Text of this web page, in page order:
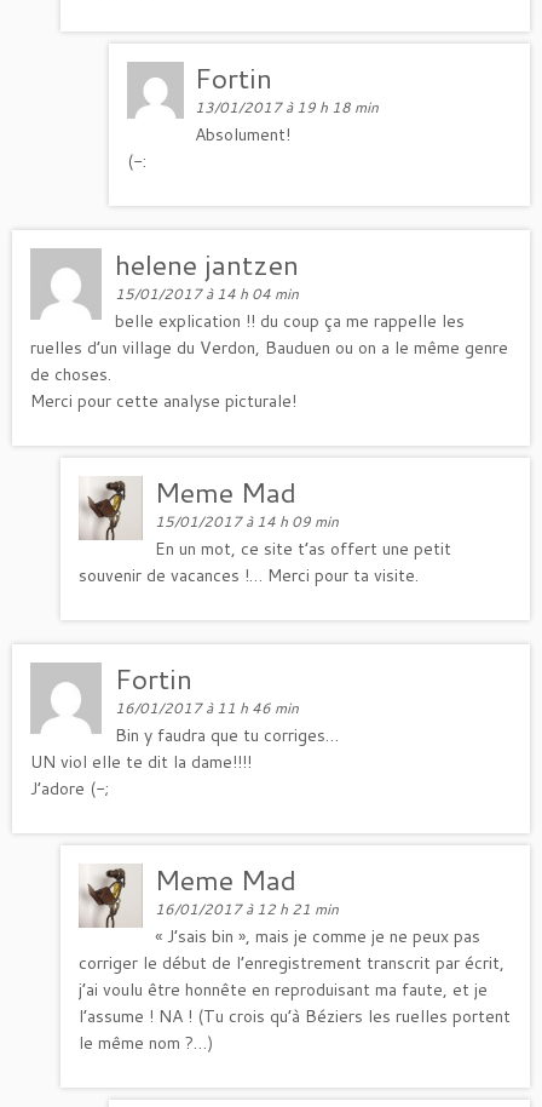
Fortin
13/01/2017 à 19 h 18 min
Absolument!
(-:
helene jantzen
15/01/2017 à 14 h 04 min
belle explication !! du coup ça me rappelle les
ruelles d’un village du Verdon, Bauduen ou on a le même genre
de choses.
Merci pour cette analyse picturale!
Meme Mad
15/01/2017 à 14 h 09 min
En un mot, ce site t’as offert une petit
souvenir de vacances !… Merci pour ta visite.
Fortin
16/01/2017 à 11 h 46 min
Bin y faudra que tu corriges…
UN viol elle te dit la dame!!!!
J’adore (-;
Meme Mad
16/01/2017 à 12 h 21 min
« J’sais bin », mais je comme je ne peux pas
corriger le début de l’enregistrement transcrit par écrit,
j’ai voulu être honnête en reproduisant ma faute, et je
l’assume ! NA ! (Tu crois qu’à Béziers les ruelles portent
le même nom ?…)